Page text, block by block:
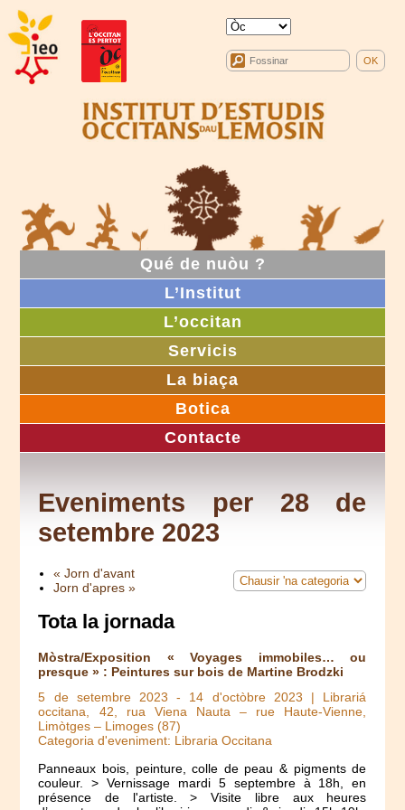
Qué de nuòu ?
L’Institut
L’occitan
Servicis
La biaça
Botica
Contacte
Eveniments per 28 de
setembre 2023
« Jorn d'avant
Jorn d'apres »
Tota la jornada
Mòstra/Exposition « Voyages immobiles… ou
presque » : Peintures sur bois de Martine Brodzki
5 de setembre 2023 - 14 d'octòbre 2023 | Librariá
occitana, 42, rua Viena Nauta – rue Haute-Vienne,
Limòtges – Limoges (87)
Categoria d'eveniment: Libraria Occitana
Panneaux bois, peinture, colle de peau & pigments de
couleur. > Vernissage mardi 5 septembre à 18h, en
présence de l'artiste. > Visite libre aux heures